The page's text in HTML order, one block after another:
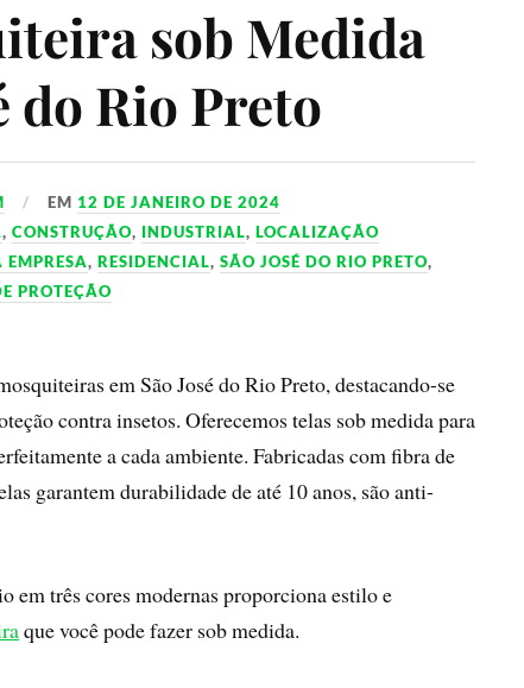
sob Medida
do Rio Preto
EM 12 DE JANEIRO DE 2024
,CONSTRUÇÃO, INDUSTRIAL,LOCALIZAÇÃO
EMPRESA,RESIDENCIAL,SÃO JOSÉ DO RIO PRETO,
PROTEÇÃO
em São José do Rio Preto, destacando-se
contra insetos. Oferecemos telas sob medida para
a cada ambiente. Fabricadas com fibra de
garantem durabilidade de até 10 anos, são anti-
em três cores modernas proporciona estilo e
que você pode fazer sob medida.